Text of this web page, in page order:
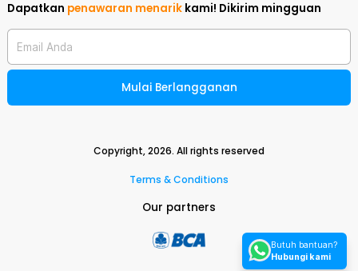
Dapatkan penawaran menarik kami! Dikirim mingguan
Email Anda
Mulai Berlangganan
Copyright,2026. All rights reserved
Terms & Conditions
Our partners
Butuh bantuan?
Hubungi kami